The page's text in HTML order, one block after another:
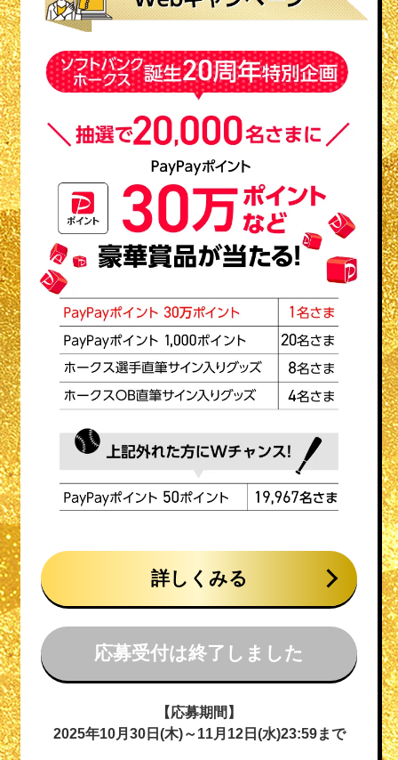
詳しくみる
応募受付は終了しました
【応募期間】
2025年10月30日(木)～11月12日(水)23:59まで